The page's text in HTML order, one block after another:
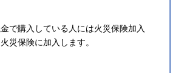
で購入している人には火災保険加入
災保険に加入します。